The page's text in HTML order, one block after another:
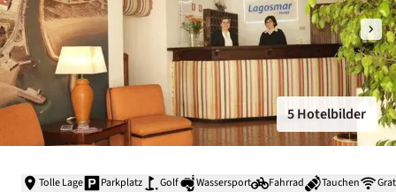
5 Hotelbilder
Tolle Lage Parkplatz Golf Wassersport Fahrrad Tauchen